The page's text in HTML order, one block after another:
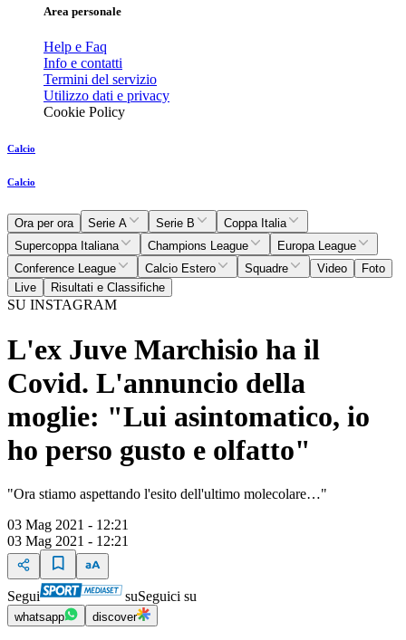
Area personale
Help e Faq
Info e contatti
Termini del servizio
Utilizzo dati e privacy
Cookie Policy
Calcio
Calcio
Ora per ora Serie A Serie B
Coppa Italia
Supercoppa Italiana
Champions League
Europa League
Conference League
Calcio Estero Squadre Video
Foto
Live
Risultati e Classifiche
SU INSTAGRAM
L'ex Juve Marchisio ha il
Covid. L'annuncio della
moglie: "Lui asintomatico, io
ho perso gusto e olfatto"
"Ora stiamo aspettando l'esito dell'ultimo molecolare…"
03 Mag 2021 - 12:21
03 Mag 2021 - 12:21
Segui suSeguici su
whatsapp discover